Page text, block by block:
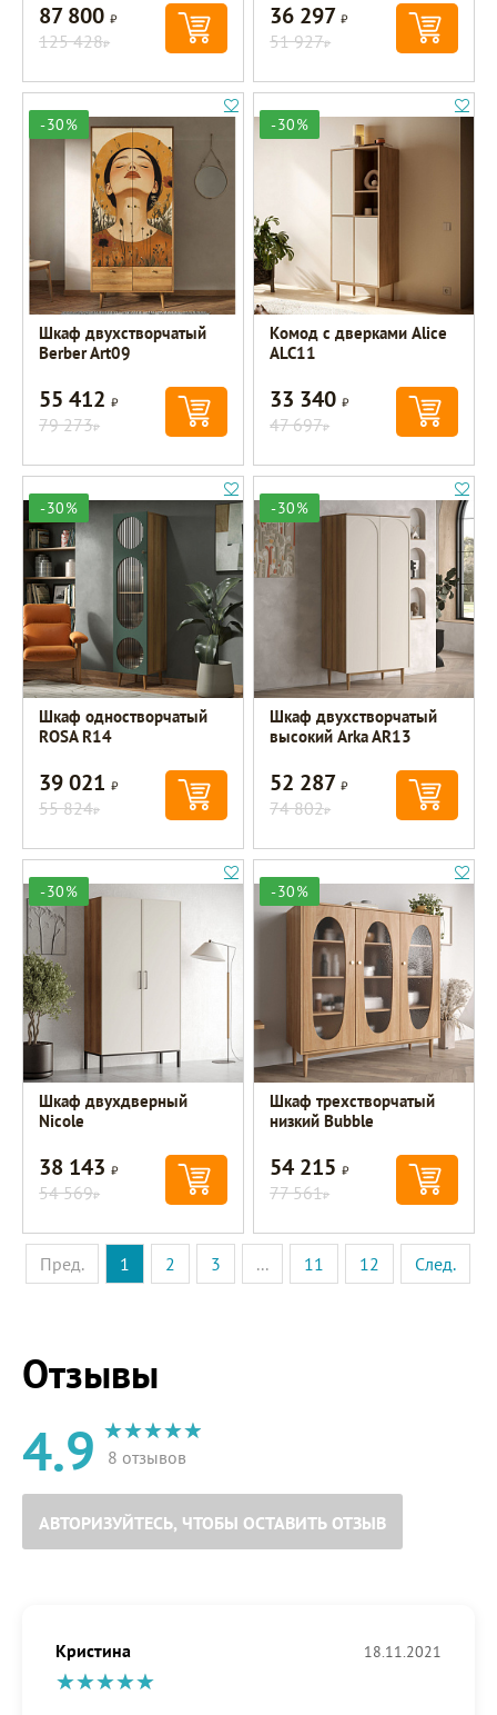
87 800Р
125 428Р
36 297Р
51 927Р
-30%
Шкаф двухстворчатый
Berber Art09
55 412Р
79 273Р
-30%
Комод с дверками Alice
ALC11
33 340Р
47 697Р
-30%
Шкаф одностворчатый
ROSA R14
39 021Р
55 824Р
-30%
Шкаф двухстворчатый
высокий Arka AR13
52 287Р
74 802Р
-30%
Шкаф двухдверный
Nicole
38 143Р
54 569Р
-30%
Шкаф трехстворчатый
низкий Bubble
54 215Р
77 561Р
Пред. 1 2 3 ... 11 12 След.
Отзывы
4.9 8 отзывов
АВТОРИЗУЙТЕСЬ, ЧТОБЫ ОСТАВИТЬ ОТЗЫВ
Кристина 18.11.2021